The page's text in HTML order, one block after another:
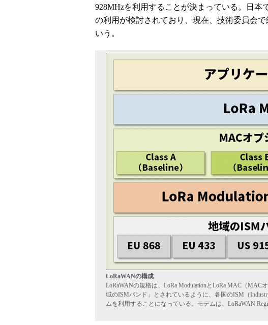
928MHzを利用することが決まっている。日本
の利用が検討されており、現在、技術委員会
いう。
LoRaWANの構成
LoRaWANの規格は、LoRa ModulationとLoRa MAC（
域のISMバンド」とされているように、各国のISM（
ムを利用することになっている。モデムは、LoRaWAN